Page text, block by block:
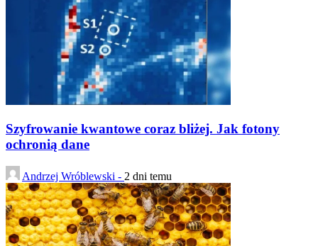
Szyfrowanie kwantowe coraz bliżej. Jak fotony
ochronią dane
Andrzej Wróblewski - 2 dni temu